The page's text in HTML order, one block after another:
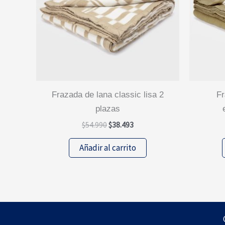
frazada de lana classic lisa 2
plazas
$54.990El
original
era:
$38.493El
actual
es:
Añadir al carrito
frazada de lana classic